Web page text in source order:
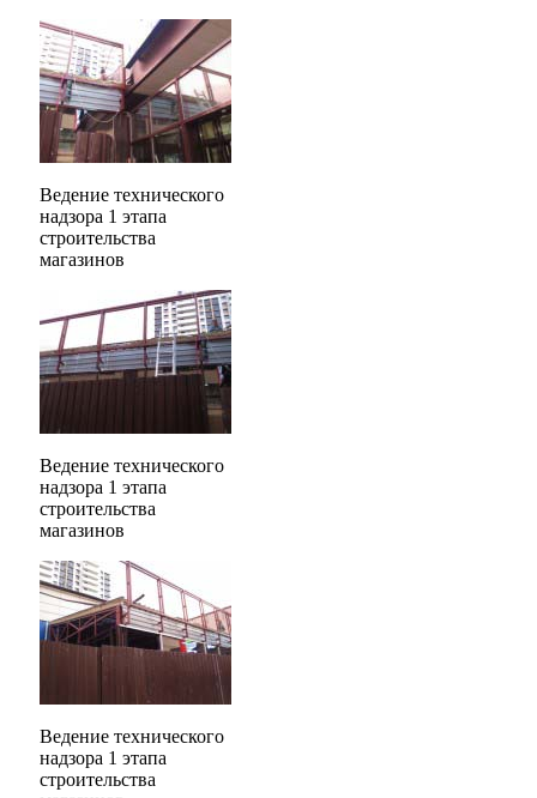
Ведение технического
надзора 1 этапа
строительства
магазинов
Ведение технического
надзора 1 этапа
строительства
магазинов
Ведение технического
надзора 1 этапа
строительства